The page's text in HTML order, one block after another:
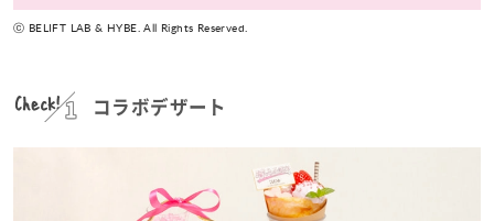
ⓒ BELIFT LAB & HYBE. All Rights Reserved.
Check! コラボデザート